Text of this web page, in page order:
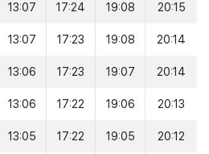
13:07 17:24 19:08 20:15
13:07 17:23 19:08 20:14
13:06 17:23 19:07 20:14
13:06 17:22 19:06 20:13
13:05 17:22 19:05 20:12